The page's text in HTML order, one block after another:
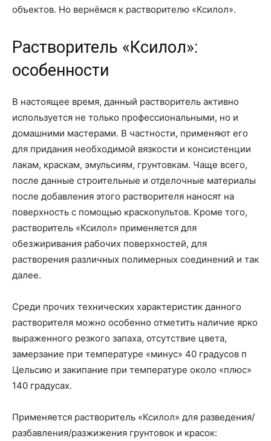
объектов. Но вернёмся к растворителю «Ксилол».
Растворитель «Ксилол»:
особенности
В настоящее время, данный растворитель активно
используется не только профессиональными, но и
домашними мастерами. В частности, применяют его
для придания необходимой вязкости и консистенции
лакам, краскам, эмульсиям, грунтовкам. Чаще всего,
после данные строительные и отделочные материалы
после добавления этого растворителя наносят на
поверхность с помощью краскопультов. Кроме того,
растворитель «Ксилол» применяется для
обезжиривания рабочих поверхностей, для
растворения различных полимерных соединений и так
далее.
Среди прочих технических характеристик данного
растворителя можно особенно отметить наличие ярко
выраженного резкого запаха, отсутствие цвета,
замерзание при температуре «минус» 40 градусов п
Цельсию и закипание при температуре около «плюс»
140 градусах.
Применяется растворитель «Ксилол» для разведения/
разбавления/разжижения грунтовок и красок: